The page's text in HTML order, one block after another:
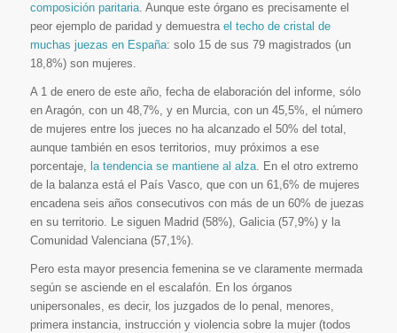
composición paritaria. Aunque este órgano es precisamente el
peor ejemplo de paridad y demuestra el techo de cristal de
muchas juezas en España: solo 15 de sus 79 magistrados (un
18,8%) son mujeres.
A 1 de enero de este año, fecha de elaboración del informe, sólo
en Aragón, con un 48,7%, y en Murcia, con un 45,5%, el número
de mujeres entre los jueces no ha alcanzado el 50% del total,
aunque también en esos territorios, muy próximos a ese
porcentaje, la tendencia se mantiene al alza. En el otro extremo
de la balanza está el País Vasco, que con un 61,6% de mujeres
encadena seis años consecutivos con más de un 60% de juezas
en su territorio. Le siguen Madrid (58%), Galicia (57,9%) y la
Comunidad Valenciana (57,1%).
Pero esta mayor presencia femenina se ve claramente mermada
según se asciende en el escalafón. En los órganos
unipersonales, es decir, los juzgados de lo penal, menores,
primera instancia, instrucción y violencia sobre la mujer (todos